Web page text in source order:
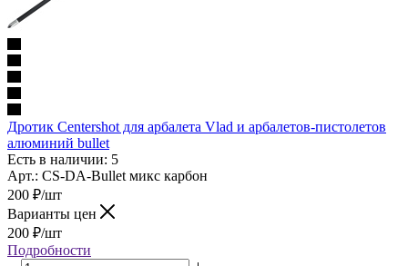
Дротик Centershot для арбалета Vlad и арбалетов-пистолетов
алюминий bullet
Есть в наличии: 5
Арт.: CS-DA-Bullet микс карбон
200 ₽/шт
Варианты цен
200 ₽/шт
Подробности